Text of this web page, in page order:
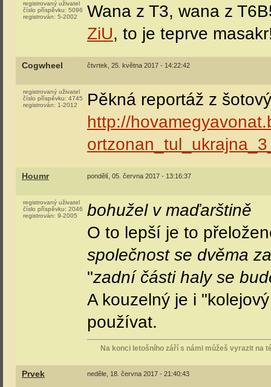
registrovaný uživatel
číslo příspěvku: 5096
registrován: 5-2002
Wana z T3, wana z
ZiU, to je teprve
Cogwheel čtvrtek, 25. května 2017 - 14:22:42
registrovaný uživatel
číslo příspěvku: 4745
registrován: 1-2012
Pěkná reportáž z
http://
Houmr pondělí, 05. června 2017 - 13:16:37
registrovaný uživatel
číslo příspěvku: 2046
registrován: 9-2005
bohužel v maďarštině
O to lepší je to
společnost se dvěma
"zadní části haly se
A kouzelný je i
používat.
Na konci letošního září s námi můžeš vyrazit na
Prvek neděle, 18. června 2017 - 21:40:43